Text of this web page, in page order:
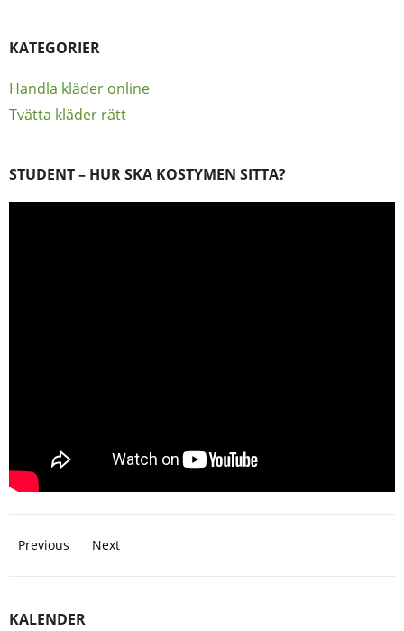
KATEGORIER
Handla kläder online
Tvätta kläder rätt
STUDENT – HUR SKA KOSTYMEN SITTA?
Previous Next
KALENDER